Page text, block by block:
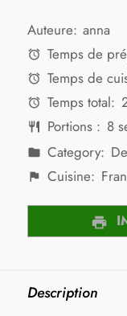
Auteure: anna
Temps de
Temps de
Temps total:
Portions : 8
Category:
Cuisine:
Description